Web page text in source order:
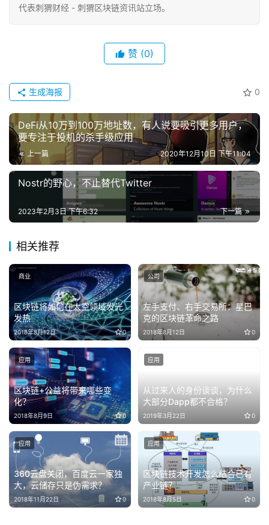
代表刺猬财经 - 刺猬区块链资讯站立场。
赞 (0)
0
生成海报
DeFi从10万到100万地址数，有人说要吸引更多用户，
要专注于投机的杀手级应用
上一篇 2020年12月10日 下午11:04
Nostr的野心，不止替代Twitter
下一篇
2023年2月3日 下午6:32
相关推荐
区块链将如何在太空领域发光
发热
2018年8月12日 0
商业
左手支付、右手交易所：星巴
克的区块链革命之路
2018年8月12日 0
公司
区块链+公益将带来哪些变
化？
2018年8月9日 0
应用
从过来人的身份谈谈，为什么
大部分Dapp都不合格？
2019年3月22日 0
应用
360云盘关闭，百度云一家独
大，云储存只是伪需求？
2018年11月22日 0
应用
区块链技术开发怎么结合已有
产业链？
2018年8月5日 0
应用